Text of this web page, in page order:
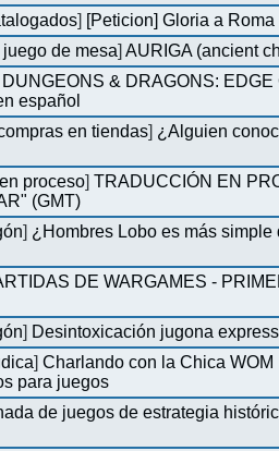
] [Peticion] Gloria a Roma
de mesa]AURIGA (ancient
DUNGEONS & DRAGONS:
español
en tiendas] ¿Alguien
proceso]TRADUCCIÓN EN
(GMT)
] ¿Hombres Lobo es más simple
DE WARGAMES -
] Desintoxicación jugona express
]Charlando con la Chica WOM
para juegos
de juegos de estrategia